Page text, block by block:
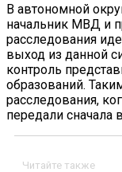
В автономной
начальник МВД и
расследования
выход из данной
контроль
образований.
расследования,
передали сначала
Читайте также